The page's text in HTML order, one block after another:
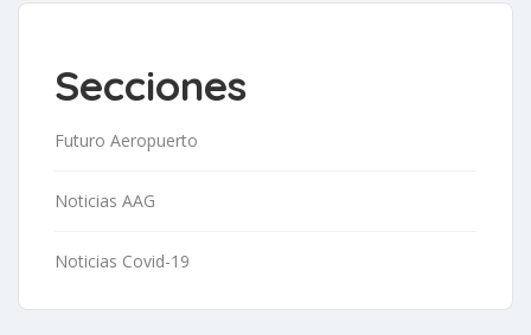
Secciones
Futuro Aeropuerto
Noticias AAG
Noticias Covid-19